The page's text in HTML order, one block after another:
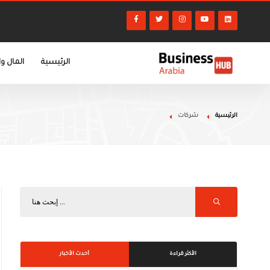
الرئيسية المال
الرئيسية شركات
الأكثر قراءة أحدث الأخبار